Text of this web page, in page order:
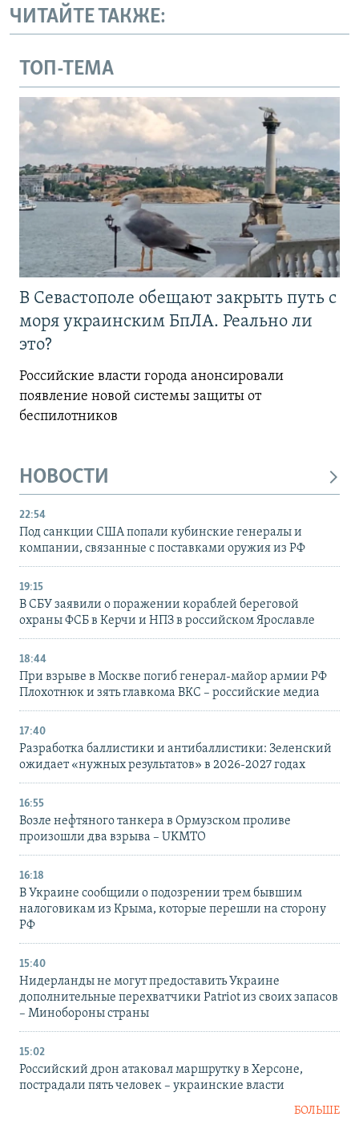
ЧИТАЙТЕ ТАКЖЕ:
ТОП-ТЕМА
В Севастополе обещают закрыть путь с
моря украинским БпЛА. Реально ли
это?
Российские власти города анонсировали
появление новой системы защиты от
беспилотников
НОВОСТИ
22:54
Под санкции США попали кубинские генералы и
компании, связанные с поставками оружия из РФ
19:15
В СБУ заявили о поражении кораблей береговой
охраны ФСБ в Керчи и НПЗ в российском Ярославле
18:44
При взрыве в Москве погиб генерал-майор армии РФ
Плохотнюк и зять главкома ВКС – российские медиа
17:40
Разработка баллистики и антибаллистики: Зеленский
ожидает «нужных результатов» в 2026-2027 годах
16:55
Возле нефтяного танкера в Ормузском проливе
произошли два взрыва – UKMTO
16:18
В Украине сообщили о подозрении трем бывшим
налоговикам из Крыма, которые перешли на сторону
РФ
15:40
Нидерланды не могут предоставить Украине
дополнительные перехватчики Patriot из своих запасов
– Минобороны страны
15:02
Российский дрон атаковал маршрутку в Херсоне,
пострадали пять человек – украинские власти
БОЛЬШЕ